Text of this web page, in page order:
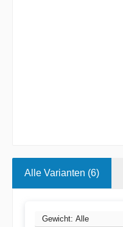
Alle Varianten (6)